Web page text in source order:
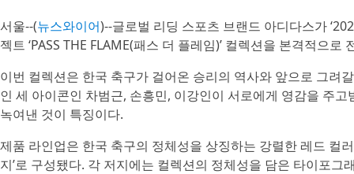
서울--(뉴스와이어)--글로벌 리딩 스포츠 브랜드 아디다스가
젝트 ‘PASS THE FLAME(패스 더 플레임)’ 컬렉션을 본격적으로
이번 컬렉션은 한국 축구가 걸어온 승리의 역사와 앞으로 그려
인 세 아이콘인 차범근, 손흥민, 이강인이 서로에게 영감을 주
녹여낸 것이 특징이다.
제품 라인업은 한국 축구의 정체성을 상징하는 강렬한 레드 컬
지’로 구성됐다. 각 저지에는 컬렉션의 정체성을 담은 타이포